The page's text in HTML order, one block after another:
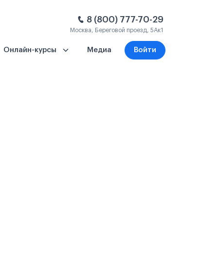
8 (800) 777-70-29
Москва, Береговой проезд, 5Ак1
Онлайн-курсы Медиа Войти